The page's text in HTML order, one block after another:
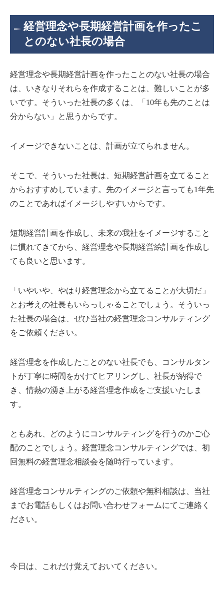
経営理念や長期経営計画を作ったこ
とのない社長の場合
経営理念や長期経営計画を作ったことのない社長の場合
は、いきなりそれらを作成することは、難しいことが多
いです。そういった社長の多くは、「10年も先のことは
分からない」と思うからです。
イメージできないことは、計画が立てられません。
そこで、そういった社長は、短期経営計画を立てること
からおすすめしています。先のイメージと言っても1年先
のことであればイメージしやすいからです。
短期経営計画を作成し、未来の我社をイメージすること
に慣れてきてから、経営理念や長期経営絵計画を作成し
ても良いと思います。
「いやいや、やはり経営理念から立てることが大切だ」
とお考えの社長もいらっしゃることでしょう。そういっ
た社長の場合は、ぜひ当社の経営理念コンサルティング
をご依頼ください。
経営理念を作成したことのない社長でも、コンサルタン
トが丁寧に時間をかけてヒアリングし、社長が納得で
き、情熱の湧き上がる経営理念作成をご支援いたしま
す。
ともあれ、どのようにコンサルティングを行うのかご心
配のことでしょう。経営理念コンサルティングでは、初
回無料の経営理念相談会を随時行っています。
経営理念コンサルティングのご依頼や無料相談は、当社
までお電話もしくはお問い合わせフォームにてご連絡く
ださい。
今日は、これだけ覚えておいてください。